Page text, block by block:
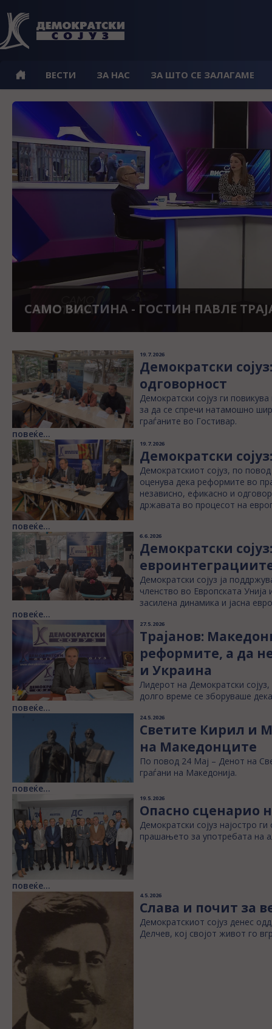
ВЕСТИ ЗА НАС ЗА ШТО СЕ ЗАЛАГАМЕ
ПАВЛЕ ТРАЈАНОВ ГОСТИН ВО
ШОУ НА БОГДАН ИЛИЕВСКИ
19.7.2026
Демократски
одговорност
Демократски сојуз ги
за да се спречи натамошно
граѓаните во Гостивар.
повеќе...
19.7.2026
Демократски
Демократскиот сојуз, по
оценува дека реформите во
независно, ефикасно и
државата во процесот на
повеќе...
6.6.2026
Демократски
Демократски сојуз ја
членство во Европската
засилена динамика и јасна
повеќе...
27.5.2026
Трајанов:
реформите, а да
и Украина
Лидерот на Демократски
долго време се зборуваше
повеќе...
24.5.2026
Светите Кирил и
на Македонците
По повод 24 Мај – Денот на
граѓани на Македонија.
повеќе...
19.5.2026
Опасно сценарио
Демократски сојуз најостро
прашањето за употребата на
повеќе...
4.5.2026
Слава и почит за
Демократскиот сојуз денес
Делчев, кој својот живот го